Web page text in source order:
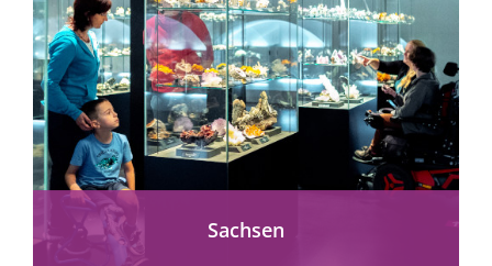
mehr erfahren
Sachsen